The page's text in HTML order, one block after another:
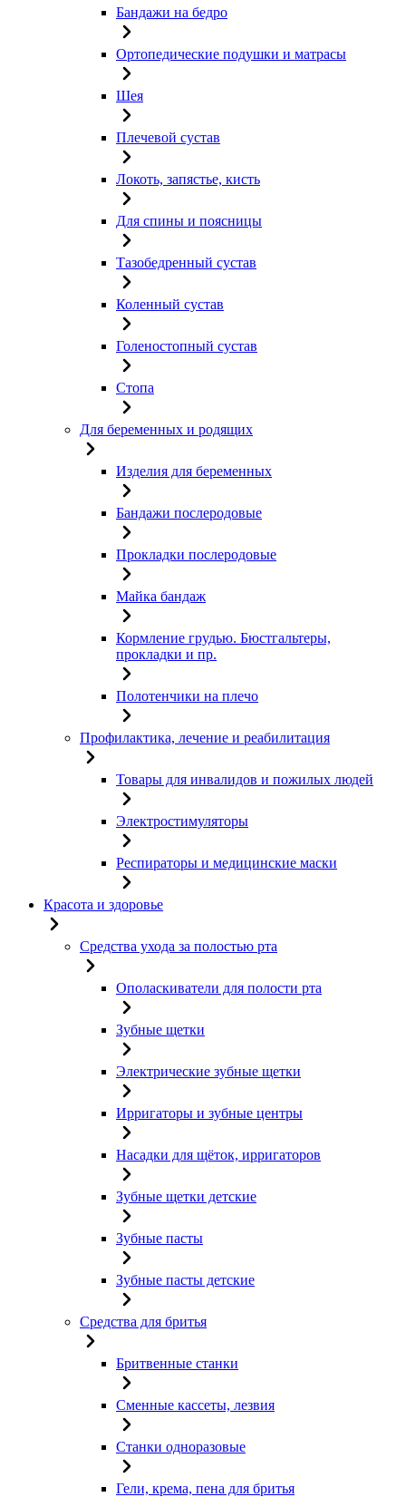
Бандажи на бедро
Ортопедические подушки и матрасы
Шея
Плечевой сустав
Локоть, запястье, кисть
Для спины и поясницы
Тазобедренный сустав
Коленный сустав
Голеностопный сустав
Стопа
Для беременных и родящих
Изделия для беременных
Бандажи послеродовые
Прокладки послеродовые
Майка бандаж
Кормление грудью. Бюстгальтеры,
прокладки и пр.
Полотенчики на плечо
Профилактика, лечение и реабилитация
Товары для инвалидов и пожилых людей
Электростимуляторы
Респираторы и медицинские маски
Красота и здоровье
Средства ухода за полостью рта
Ополаскиватели для полости рта
Зубные щетки
Электрические зубные щетки
Ирригаторы и зубные центры
Насадки для щёток, ирригаторов
Зубные щетки детские
Зубные пасты
Зубные пасты детские
Средства для бритья
Бритвенные станки
Сменные кассеты, лезвия
Станки одноразовые
Гели, крема, пена для бритья